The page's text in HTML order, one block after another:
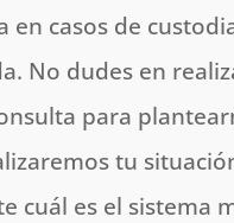
en casos de
No dudes en
para
tu
cuál es el sistema